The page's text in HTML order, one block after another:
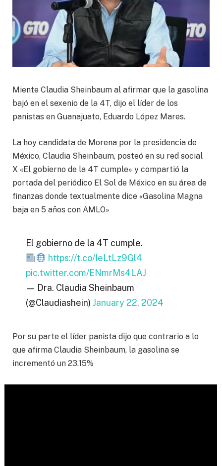
Miente Claudia Sheinbaum al afirmar que la gasolina
bajó en el sexenio de la 4T, dijo el líder de los
panistas en Guanajuato, Eduardo López Mares.
La hoy candidata de Morena por la presidencia de
México, Claudia Sheinbaum, posteó en su red social
X «El gobierno de la 4T cumple» y compartió la
portada del periódico El Sol de México en su área de
finanzas donde textualmente dice «Gasolina Magna
baja en 5 años con AMLO»
El gobierno de la 4T cumple.
https://t.co/IeLtLz9Gl4
pic.twitter.com/ENmrMs4LAJ
— Dra. Claudia Sheinbaum
(@Claudiashein) January 22, 2024
Por su parte el líder panista dijo que contrario a lo
que afirma Claudia Sheinbaum, la gasolina se
incrementó un 23.15%